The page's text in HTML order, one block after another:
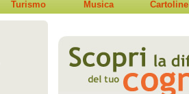
Turismo Musica Cartoline